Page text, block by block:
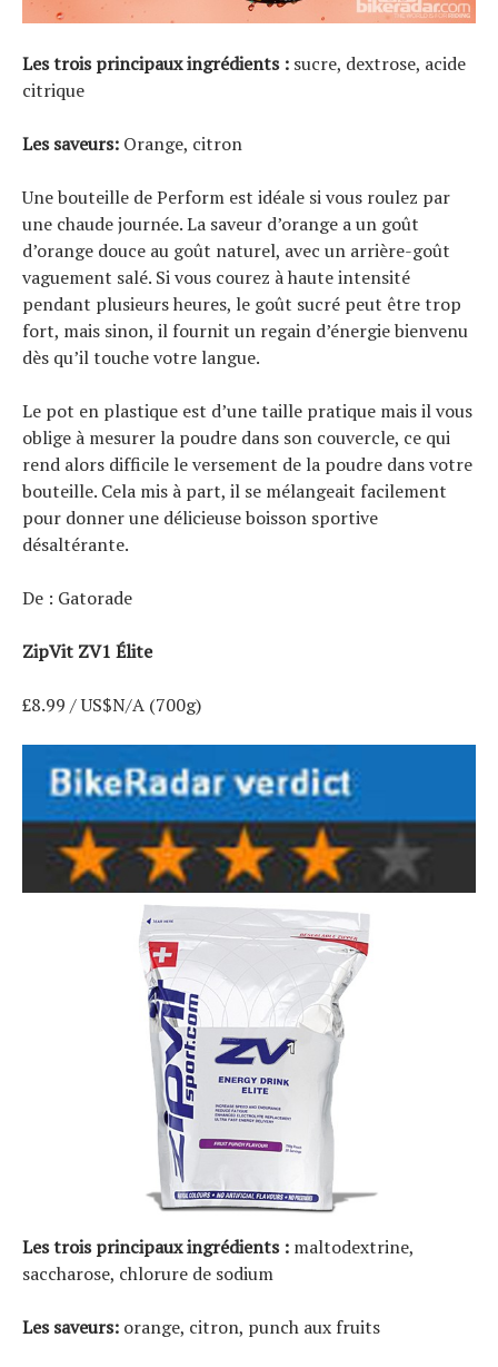
Les trois principaux ingrédients : sucre, dextrose, acide
citrique
Les saveurs: Orange, citron
Une bouteille de Perform est idéale si vous roulez par
une chaude journée. La saveur d’orange a un goût
d’orange douce au goût naturel, avec un arrière-goût
vaguement salé. Si vous courez à haute intensité
pendant plusieurs heures, le goût sucré peut être trop
fort, mais sinon, il fournit un regain d’énergie bienvenu
dès qu’il touche votre langue.
Le pot en plastique est d’une taille pratique mais il vous
oblige à mesurer la poudre dans son couvercle, ce qui
rend alors difficile le versement de la poudre dans votre
bouteille. Cela mis à part, il se mélangeait facilement
pour donner une délicieuse boisson sportive
désaltérante.
De : Gatorade
ZipVit ZV1 Élite
£8.99 / US$N/A (700g)
Les trois principaux ingrédients : maltodextrine,
saccharose, chlorure de sodium
Les saveurs: orange, citron, punch aux fruits